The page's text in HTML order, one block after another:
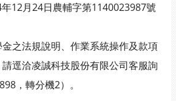
12月24日農輔字第1140023987號
之法規說明、作業系統操作及款項
逕洽凌誠科技股份有限公司客服詢
，轉分機2）。